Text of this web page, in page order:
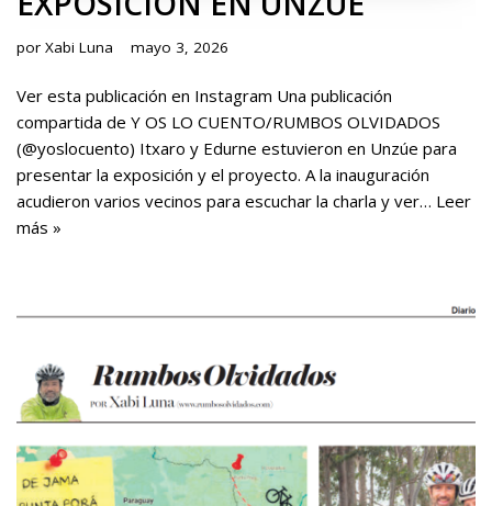
por Xabi Luna mayo 3, 2026
Ver esta publicación en Instagram Una publicación
compartida de Y OS LO CUENTO/RUMBOS OLVIDADOS
(@yoslocuento) Itxaro y Edurne estuvieron en Unzúe para
presentar la exposición y el proyecto. A la inauguración
acudieron varios vecinos para escuchar la charla y ver… Leer
más »